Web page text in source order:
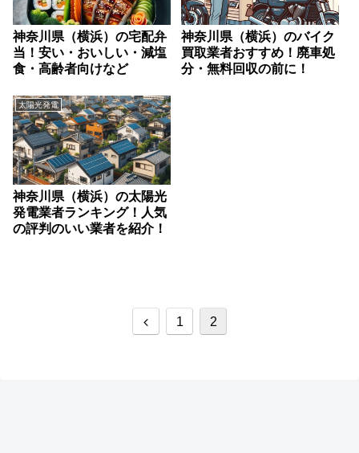
神奈川県（横浜）の宅配弁
当！安い・おいしい・減塩
食・高齢者向けなど
神奈川県（横浜）のバイク
買取業者おすすめ！廃車処
分・無料回収の前に！
太陽光発電
神奈川県（横浜）の太陽光
発電業者ランキング！人気
の評判のいい業者を紹介！
前
1 2